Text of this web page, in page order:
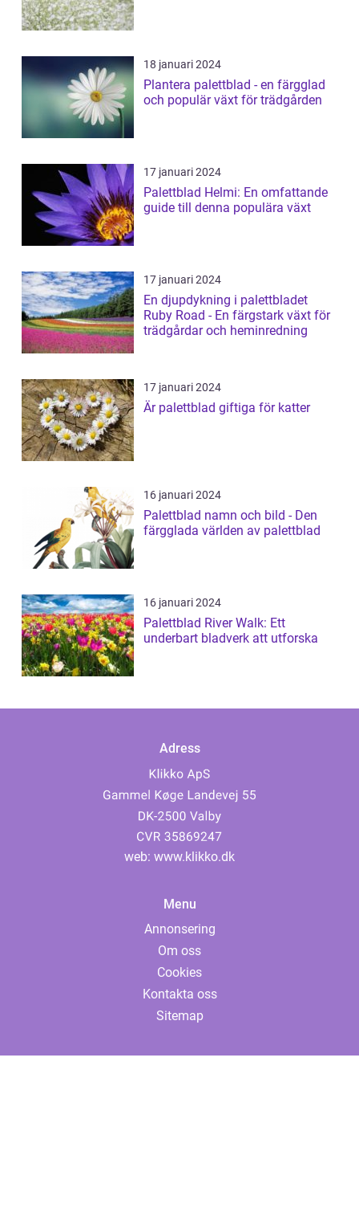
18 januari 2024
Plantera palettblad - en färgglad
och populär växt för trädgården
17 januari 2024
Palettblad Helmi: En omfattande
guide till denna populära växt
17 januari 2024
En djupdykning i palettbladet
Ruby Road - En färgstark växt för
trädgårdar och heminredning
17 januari 2024
Är palettblad giftiga för katter
16 januari 2024
Palettblad namn och bild - Den
färgglada världen av palettblad
16 januari 2024
Palettblad River Walk: Ett
underbart bladverk att utforska
Adress
web: www.klikko.dk
Menu
Annonsering
Om oss
Cookies
Kontakta oss
Sitemap